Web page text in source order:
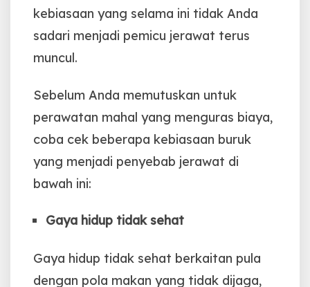
kebiasaan yang selama ini tidak Anda
sadari menjadi pemicu jerawat terus
muncul.
Sebelum Anda memutuskan untuk
perawatan mahal yang menguras biaya,
coba cek beberapa kebiasaan buruk
yang menjadi penyebab jerawat di
bawah ini:
Gaya hidup tidak sehat
Gaya hidup tidak sehat berkaitan pula
dengan pola makan yang tidak dijaga,